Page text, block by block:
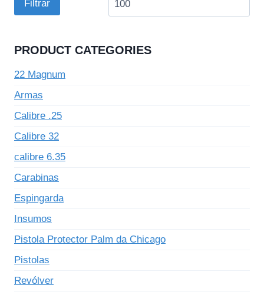
Filtrar
PRODUCT CATEGORIES
22 Magnum
Armas
Calibre .25
Calibre 32
calibre 6.35
Carabinas
Espingarda
Insumos
Pistola Protector Palm da Chicago
Pistolas
Revólver